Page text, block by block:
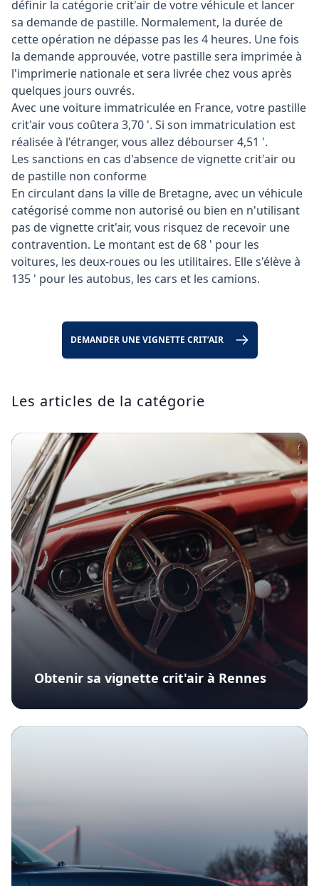
définir la catégorie crit'air de votre véhicule et lancer
sa demande de pastille. Normalement, la durée de
cette opération ne dépasse pas les 4 heures. Une fois
la demande approuvée, votre pastille sera imprimée à
l'imprimerie nationale et sera livrée chez vous après
quelques jours ouvrés.
Avec une voiture immatriculée en France, votre pastille
crit'air vous coûtera 3,70 '. Si son immatriculation est
réalisée à l'étranger, vous allez débourser 4,51 '.
Les sanctions en cas d'absence de vignette crit'air ou
de pastille non conforme
En circulant dans la ville de Bretagne, avec un véhicule
catégorisé comme non autorisé ou bien en n'utilisant
pas de vignette crit'air, vous risquez de recevoir une
contravention. Le montant est de 68 ' pour les
voitures, les deux-roues ou les utilitaires. Elle s'élève à
135 ' pour les autobus, les cars et les camions.
DEMANDER UNE VIGNETTE CRIT’AIR
Les articles de la catégorie
Obtenir sa vignette crit'air à Rennes